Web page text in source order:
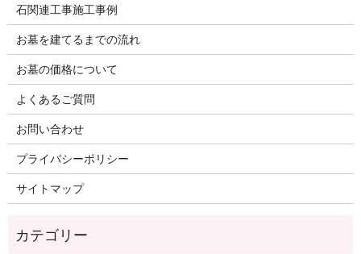
石関連工事施工事例
お墓を建てるまでの流れ
お墓の価格について
よくあるご質問
お問い合わせ
プライバシーポリシー
サイトマップ